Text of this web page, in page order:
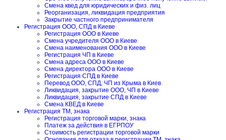
Смена квед для юридических и физ. лиц
Реорганизация, ликвидация предприятия
Закрытие частного предпринимателя
Регистрация ООО, СПД в Киеве
Регистрация ООО в Киеве
Смена учредителя ООО в Киеве
Смена наименования ООО в Киеве
Регистрация ЧП в Киеве
Смена адреса ООО в Киеве
Смена директора ООО в Киеве
Регистрация СПД в Киеве
Перевод ООО, СПД, ЧП из Крыма в Киев
Ликвидация, закрытие ООО, ЧП в Киеве
Ликвидация, закрытие СПД в Киеве
Смена КВЕД в Киеве
Регистрация ТМ, знака
Регистрация торговой марки, знака
Платеж за действия в ЕГРПОУ
Стоимость регистрации торговой марки